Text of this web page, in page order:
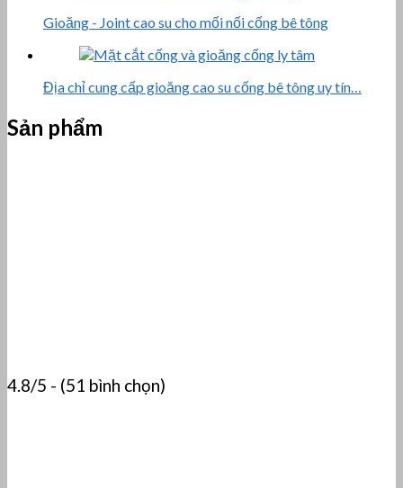
Gioăng - Joint cao su cho mối nối cống bê tông
Địa chỉ cung cấp gioăng cao su cống bê tông uy tín…
Sản phẩm
4.8/5 - (51 bình chọn)